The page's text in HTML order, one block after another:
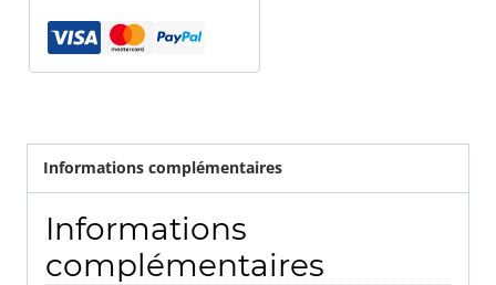
1999
à
Informations complémentaires
Informations
complémentaires